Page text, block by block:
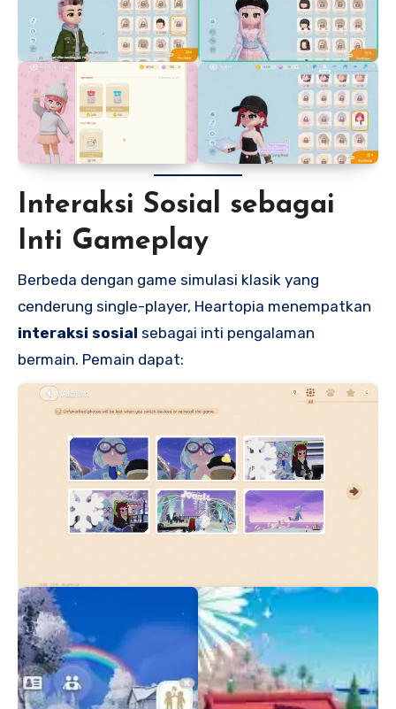
Interaksi Sosial sebagai
Inti Gameplay
Berbeda dengan game simulasi klasik yang
cenderung single-player, Heartopia menempatkan
interaksi sosial sebagai inti pengalaman
bermain. Pemain dapat: